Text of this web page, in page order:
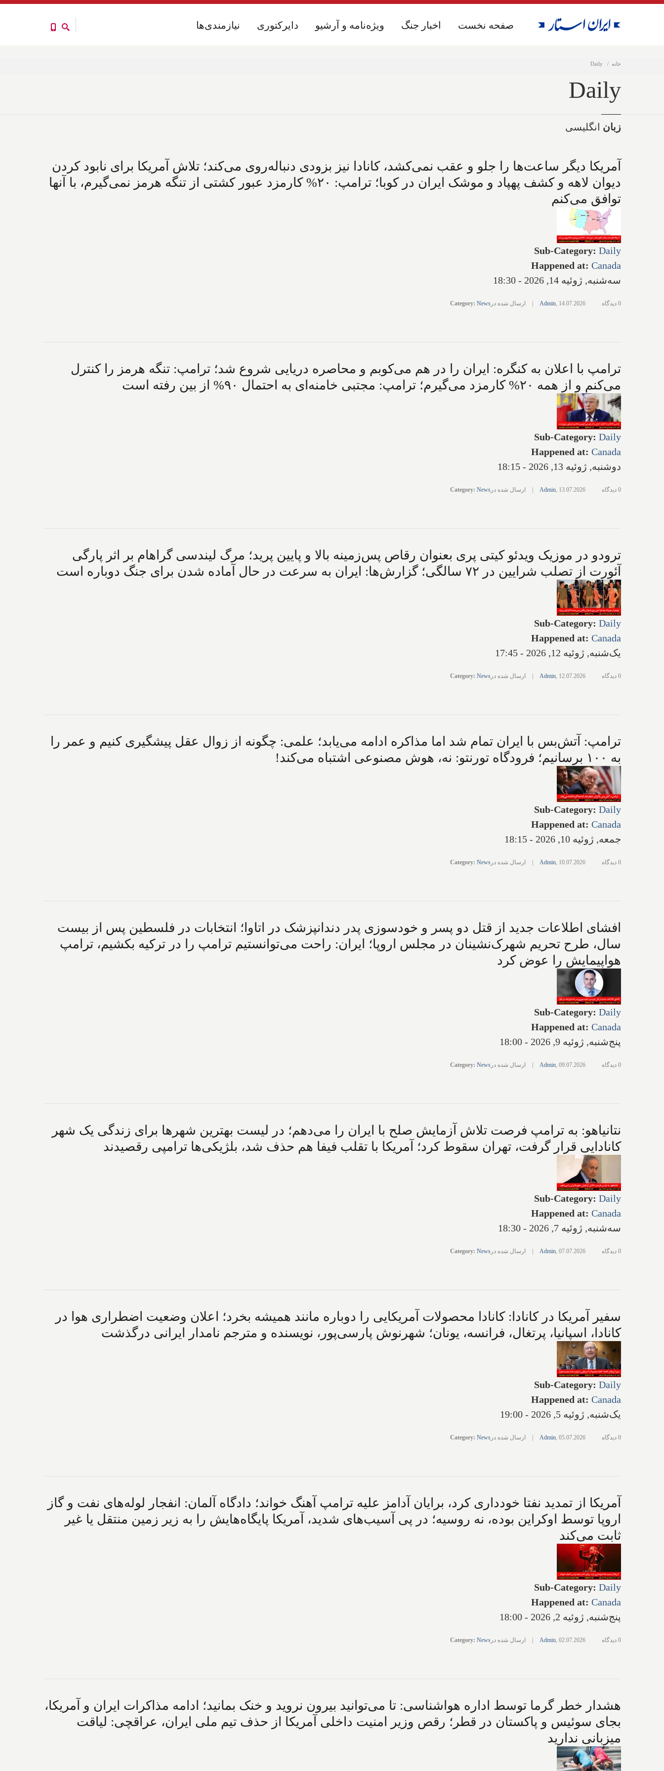
نیازمندی‌ها دایرکتوری ویژه‌نامه و آرشیو اخبار جنگ صفحه نخست
خانه Daily
نیازمندی‌ها دایرکتوری ویژه‌نامه و آرشیو اخبار جنگ صفحه نخست
Daily
زبان انگلیسی
آمریکا دیگر ساعت‌ها را جلو و عقب نمی‌کشد، کانادا نیز بزودی دنباله‌روی می‌کند؛ تلاش آمریکا برای نابود کردن
دیوان لاهه و کشف پهپاد و موشک ایران در کوبا؛ ترامپ: ۲۰% کارمزد عبور کشتی از تنگه هرمز نمی‌گیرم، با آنها
توافق می‌کنم
Sub-Category: Daily
Happened at: Canada
سه‌شنبه, ژوئیه 14, 2026 - 18:30
Admin, 14.07.2026 ارسال شده در Category: News 0 دیدگاه
ترامپ با اعلان به کنگره: ایران را در هم می‌کوبم و محاصره دریایی شروع شد؛ ترامپ: تنگه هرمز را کنترل
می‌کنم و از همه ۲۰% کارمزد می‌گیرم؛ ترامپ: مجتبی خامنه‌ای به احتمال ۹۰% از بین رفته است
Sub-Category: Daily
Happened at: Canada
دوشنبه, ژوئیه 13, 2026 - 18:15
Admin, 13.07.2026 ارسال شده در Category: News 0 دیدگاه
ترودو در موزیک ویدئو کیتی پری بعنوان رقاص پس‌زمینه بالا و پایین پرید؛ مرگ لیندسی گراهام بر اثر پارگی
آئورت از تصلب شرایین در ۷۲ سالگی؛ گزارش‌ها: ایران به سرعت در حال آماده شدن برای جنگ دوباره است
Sub-Category: Daily
Happened at: Canada
یک‌شنبه, ژوئیه 12, 2026 - 17:45
Admin, 12.07.2026 ارسال شده در Category: News 0 دیدگاه
ترامپ: آتش‌بس با ایران تمام شد اما مذاکره ادامه می‌یابد؛ علمی: چگونه از زوال عقل پیشگیری کنیم و عمر را
به ۱۰۰ برسانیم؛ فرودگاه تورنتو: نه، هوش مصنوعی اشتباه می‌کند!
Sub-Category: Daily
Happened at: Canada
جمعه, ژوئیه 10, 2026 - 18:15
Admin, 10.07.2026 ارسال شده در Category: News 0 دیدگاه
افشای اطلاعات جدید از قتل دو پسر و خودسوزی پدر دندانپزشک در اتاوا؛ انتخابات در فلسطین پس از بیست
سال، طرح تحریم شهرک‌نشینان در مجلس اروپا؛ ایران: راحت می‌توانستیم ترامپ را در ترکیه بکشیم، ترامپ
هواپیمایش را عوض کرد
Sub-Category: Daily
Happened at: Canada
پنج‌شنبه, ژوئیه 9, 2026 - 18:00
Admin, 09.07.2026 ارسال شده در Category: News 0 دیدگاه
نتانیاهو: به ترامپ فرصت تلاش آزمایش صلح با ایران را می‌دهم؛ در لیست بهترین شهرها برای زندگی یک شهر
کانادایی قرار گرفت، تهران سقوط کرد؛ آمریکا با تقلب فیفا هم حذف شد، بلژیکی‌ها ترامپی رقصیدند
Sub-Category: Daily
Happened at: Canada
سه‌شنبه, ژوئیه 7, 2026 - 18:30
Admin, 07.07.2026 ارسال شده در Category: News 0 دیدگاه
سفیر آمریکا در کانادا: کانادا محصولات آمریکایی را دوباره مانند همیشه بخرد؛ اعلان وضعیت اضطراری هوا در
کانادا، اسپانیا، پرتغال، فرانسه، یونان؛ شهرنوش پارسی‌پور، نویسنده و مترجم نامدار ایرانی درگذشت
Sub-Category: Daily
Happened at: Canada
یک‌شنبه, ژوئیه 5, 2026 - 19:00
Admin, 05.07.2026 ارسال شده در Category: News 0 دیدگاه
آمریکا از تمدید نفتا خودداری کرد، برایان آدامز علیه ترامپ آهنگ خواند؛ دادگاه آلمان: انفجار لوله‌های نفت و گاز
اروپا توسط اوکراین بوده، نه روسیه؛ در پی آسیب‌های شدید، آمریکا پایگاه‌هایش را به زیر زمین منتقل یا غیر
ثابت می‌کند
Sub-Category: Daily
Happened at: Canada
پنج‌شنبه, ژوئیه 2, 2026 - 18:00
Admin, 02.07.2026 ارسال شده در Category: News 0 دیدگاه
هشدار خطر گرما توسط اداره هواشناسی: تا می‌توانید بیرون نروید و خنک بمانید؛ ادامه مذاکرات ایران و آمریکا،
بجای سوئیس و پاکستان در قطر؛ رقص وزیر امنیت داخلی آمریکا از حذف تیم ملی ایران، عراقچی: لیاقت
میزبانی ندارید